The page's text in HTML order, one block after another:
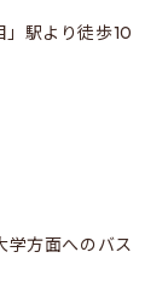
駅より徒歩10
学方面へのバス